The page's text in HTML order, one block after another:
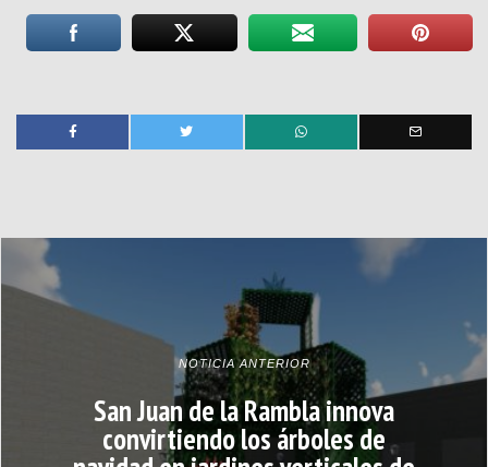
NOTICIA ANTERIOR
San Juan de la Rambla innova
convirtiendo los árboles de